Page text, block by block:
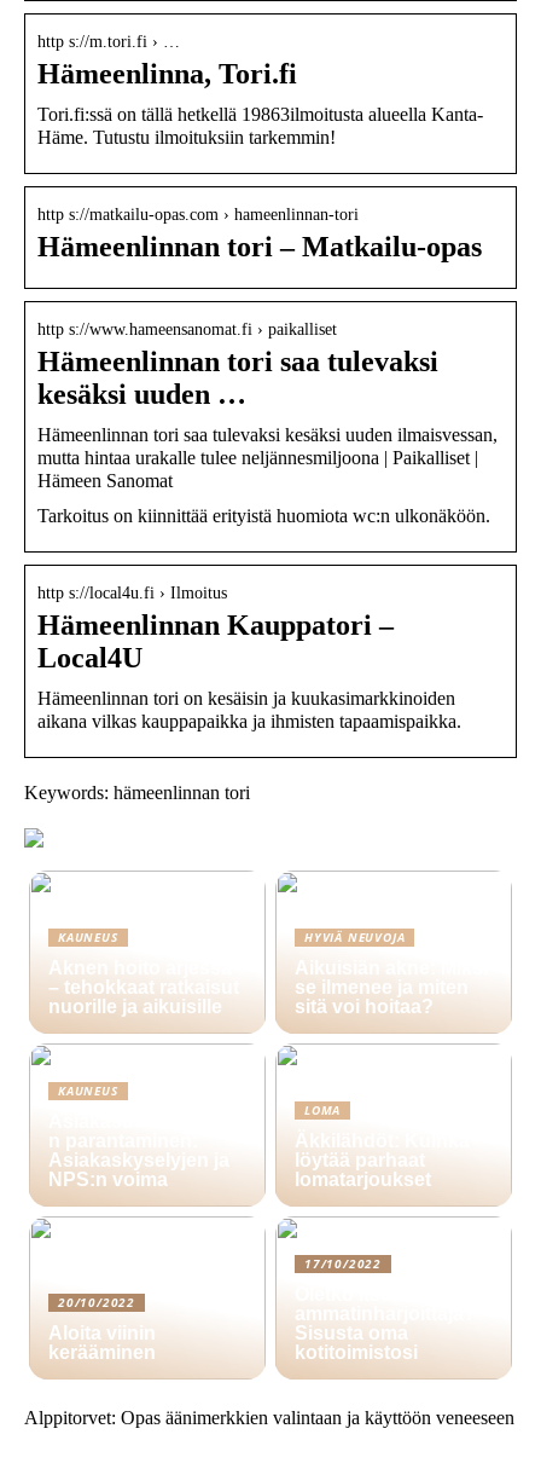
http s://m.tori.fi › …
Hämeenlinna, Tori.fi
Tori.fi:ssä on tällä hetkellä 19863ilmoitusta alueella Kanta-
Häme. Tutustu ilmoituksiin tarkemmin!
http s://matkailu-opas.com › hameenlinnan-tori
Hämeenlinnan tori – Matkailu-opas
http s://www.hameensanomat.fi › paikalliset
Hämeenlinnan tori saa tulevaksi
kesäksi uuden …
Hämeenlinnan tori saa tulevaksi kesäksi uuden ilmaisvessan,
mutta hintaa urakalle tulee neljännesmiljoona | Paikalliset |
Hämeen Sanomat
Tarkoitus on kiinnittää erityistä huomiota wc:n ulkonäköön.
http s://local4u.fi › Ilmoitus
Hämeenlinnan Kauppatori –
Local4U
Hämeenlinnan tori on kesäisin ja kuukasimarkkinoiden
aikana vilkas kauppapaikka ja ihmisten tapaamispaikka.
Keywords: hämeenlinnan tori
KAUNEUS
Aknen hoito arjessa
– tehokkaat ratkaisut
nuorille ja aikuisille
HYVIÄ NEUVOJA
Aikuisiän akne: Miksi
se ilmenee ja miten
sitä voi hoitaa?
KAUNEUS
n parantaminen:
Asiakaskyselyjen ja
NPS:n voima
LOMA
Äkkilähdöt: Kuinka
löytää parhaat
lomatarjoukset
20/10/2022
Aloita viinin
kerääminen
17/10/2022
ammatinharjoittaja?
Sisusta oma
kotitoimistosi
Alppitorvet: Opas äänimerkkien valintaan ja käyttöön veneeseen